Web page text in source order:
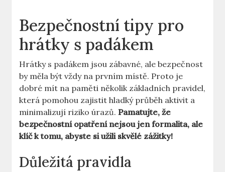
Bezpečnostní tipy pro
hrátky s padákem
Hrátky s padákem jsou zábavné, ale bezpečnost
by měla být vždy na prvním místě. Proto je
dobré mít na paměti několik základních pravidel,
která pomohou zajistit hladký průběh aktivit a
minimalizují riziko úrazů.Pamatujte, že
bezpečnostní opatření nejsou jen formalita, ale
klíč k tomu, abyste si užili skvělé zážitky!
Důležitá pravidla